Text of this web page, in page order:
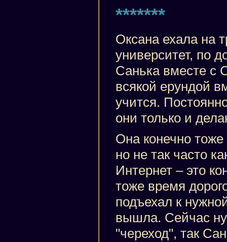
*******
Оксана ехала на
университет, по
Санька вместе с
всякой ерундой
учится.
они только и
Она конечно
но не так часто
Интернет – это
тоже время
подъехал к
вышла. Сейчас
"череход", так